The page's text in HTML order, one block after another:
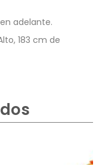
adelante.
183 cm de